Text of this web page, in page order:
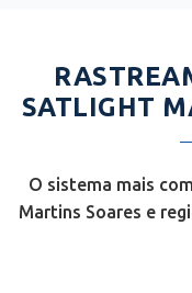
SATLIGHT
O sistema mais
Martins Soares e